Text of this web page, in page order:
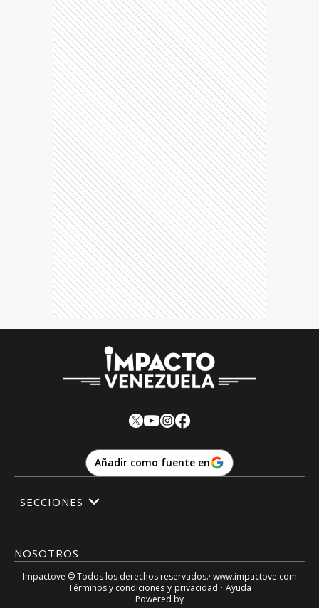
Añadir como fuente en
NOSOTROS
SECCIONES
Impactove © Todos los derechos reservados.· www.impactove.com
Términos y condiciones y privacidad · Ayuda
Powered by